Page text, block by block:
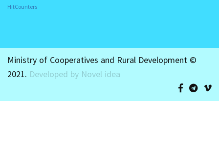
HitCounters
Ministry of Cooperatives and Rural Development ©
2021. Developed by Novel idea